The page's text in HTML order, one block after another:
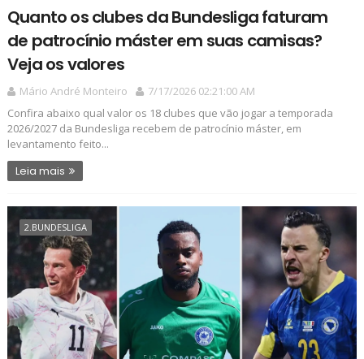
Quanto os clubes da Bundesliga faturam
de patrocínio máster em suas camisas?
Veja os valores
Mário André Monteiro
7/17/2026 02:21:00 AM
Confira abaixo qual valor os 18 clubes que vão jogar a temporada
2026/2027 da Bundesliga recebem de patrocínio máster, em
levantamento feito...
Leia mais
2.BUNDESLIGA